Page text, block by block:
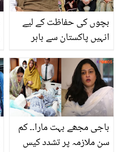
بچوں کی حفاظت کے لیے
انہیں پاکستان سے باہر
کی فیملی میں کون کون
ہیں؟ دلچسپ معلومات
باجی مجھے بہت مارا۔۔ کم
سن ملازمہ پر تشدد کیس